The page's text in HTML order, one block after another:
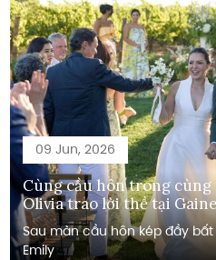
09 Jun, 2026
Cùng cầu hôn trong cùng
Olivia trao lời thề tại
Sau màn cầu hôn kép đầy
Emily